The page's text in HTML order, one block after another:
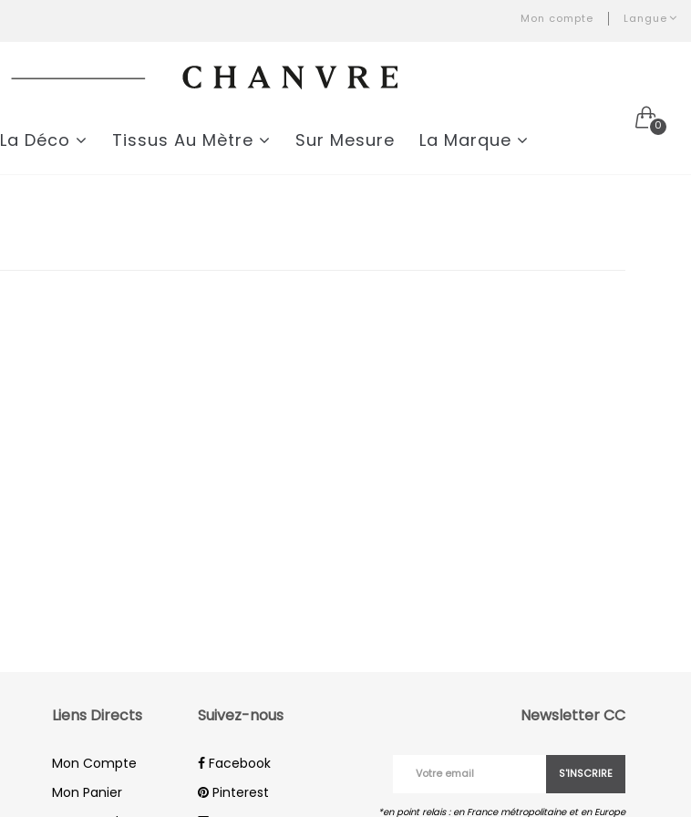
Langue
Mon compte
0
La Déco Tissus Au Mètre Sur Mesure La Marque
Liens Directs
Mon Compte
Mon Panier
Suivez-nous
Facebook
Pinterest
Newsletter CC
S'INSCRIRE
*en point relais : en France métropolitaine et en Europe